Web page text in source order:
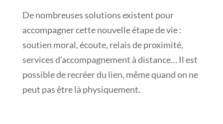
De nombreuses solutions existent pour
accompagner cette nouvelle étape de vie :
soutien moral, écoute, relais de proximité,
services d’accompagnement à distance… Il est
possible de recréer du lien, même quand on ne
peut pas être là physiquement.